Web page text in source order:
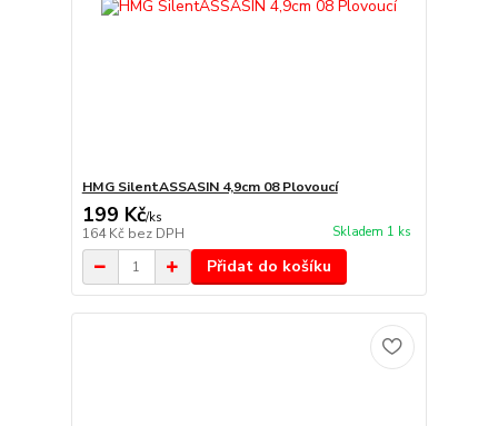
HMG SilentASSASIN 4,9cm 08 Plovoucí
199 Kč/ks
164 Kč bez DPH Skladem 1 ks
Přidat do košíku